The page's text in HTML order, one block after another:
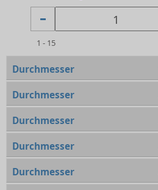
1 - 15
Durchmesser
Durchmesser
Durchmesser
Durchmesser
Durchmesser